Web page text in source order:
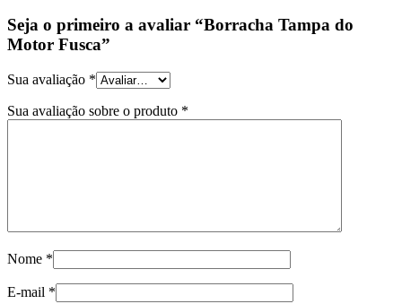
Seja o primeiro a avaliar “Borracha Tampa do
Motor Fusca”
Sua avaliação *
Sua avaliação sobre o produto *
Nome *
E-mail *